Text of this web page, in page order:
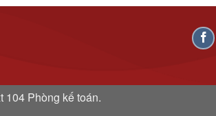
104 Phòng kế toán.